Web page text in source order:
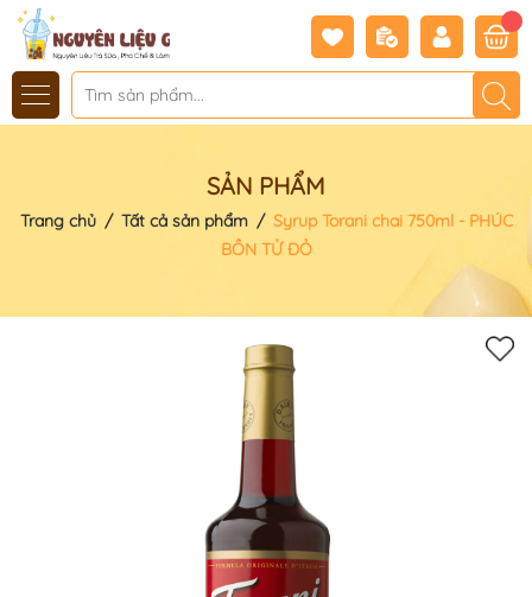
SẢN PHẨM
Trang chủ / Tất cả sản phẩm / Syrup Torani chai 750ml - PHÚC
BỒN TỬ ĐỎ